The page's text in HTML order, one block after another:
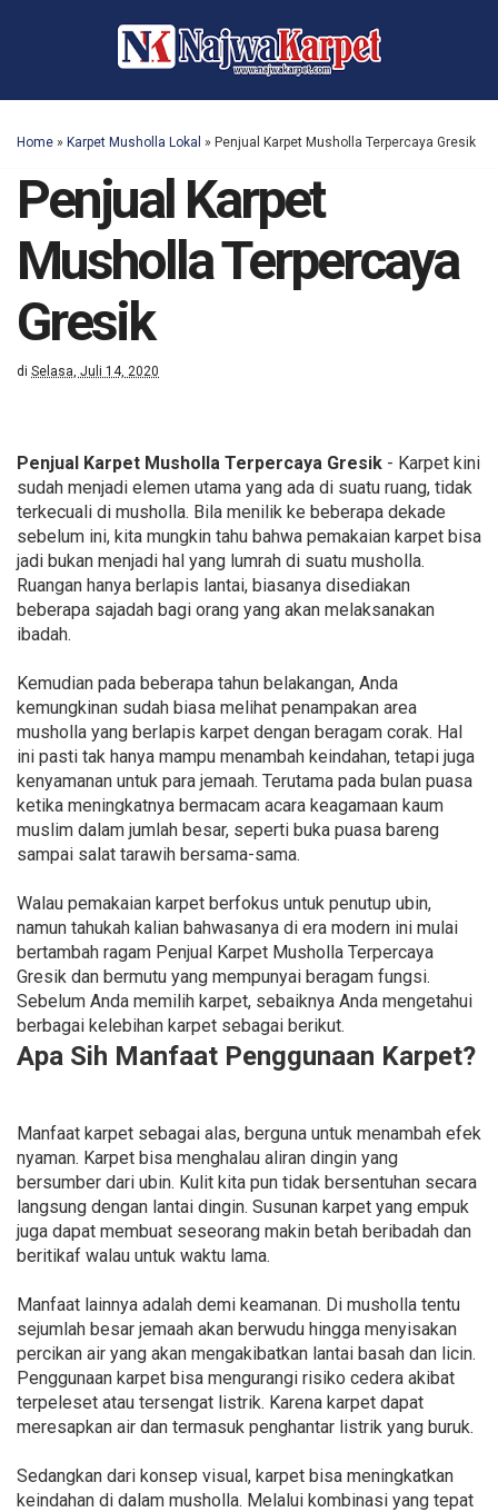
Home » Karpet Musholla Lokal » Penjual Karpet Musholla Terpercaya Gresik
Penjual Karpet
Musholla Terpercaya
Gresik
di Selasa, Juli 14, 2020
Penjual Karpet Musholla Terpercaya Gresik - Karpet kini
sudah menjadi elemen utama yang ada di suatu ruang, tidak
terkecuali di musholla. Bila menilik ke beberapa dekade
sebelum ini, kita mungkin tahu bahwa pemakaian karpet bisa
jadi bukan menjadi hal yang lumrah di suatu musholla.
Ruangan hanya berlapis lantai, biasanya disediakan
beberapa sajadah bagi orang yang akan melaksanakan
ibadah.
Kemudian pada beberapa tahun belakangan, Anda
kemungkinan sudah biasa melihat penampakan area
musholla yang berlapis karpet dengan beragam corak. Hal
ini pasti tak hanya mampu menambah keindahan, tetapi juga
kenyamanan untuk para jemaah. Terutama pada bulan puasa
ketika meningkatnya bermacam acara keagamaan kaum
muslim dalam jumlah besar, seperti buka puasa bareng
sampai salat tarawih bersama-sama.
Walau pemakaian karpet berfokus untuk penutup ubin,
namun tahukah kalian bahwasanya di era modern ini mulai
bertambah ragam Penjual Karpet Musholla Terpercaya
Gresik dan bermutu yang mempunyai beragam fungsi.
Sebelum Anda memilih karpet, sebaiknya Anda mengetahui
berbagai kelebihan karpet sebagai berikut.
Apa Sih Manfaat Penggunaan Karpet?
Manfaat karpet sebagai alas, berguna untuk menambah efek
nyaman. Karpet bisa menghalau aliran dingin yang
bersumber dari ubin. Kulit kita pun tidak bersentuhan secara
langsung dengan lantai dingin. Susunan karpet yang empuk
juga dapat membuat seseorang makin betah beribadah dan
beritikaf walau untuk waktu lama.
Manfaat lainnya adalah demi keamanan. Di musholla tentu
sejumlah besar jemaah akan berwudu hingga menyisakan
percikan air yang akan mengakibatkan lantai basah dan licin.
Penggunaan karpet bisa mengurangi risiko cedera akibat
terpeleset atau tersengat listrik. Karena karpet dapat
meresapkan air dan termasuk penghantar listrik yang buruk.
Sedangkan dari konsep visual, karpet bisa meningkatkan
keindahan di dalam musholla. Melalui kombinasi yang tepat